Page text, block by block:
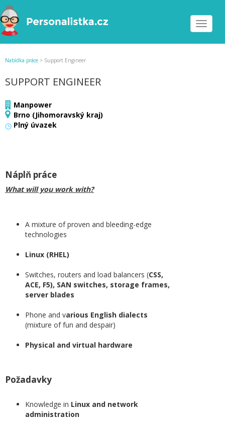
Toggle
Nabídka práce > Support Engineer
SUPPORT ENGINEER
Manpower
Brno (Jihomoravský kraj)
Plný úvazek
Náplň práce
What will you work with?
A mixture of proven and bleeding-edge
technologies
Linux (RHEL)
Switches, routers and load balancers (CSS,
ACE, F5), SAN switches, storage frames,
server blades
Phone and various English dialects
(mixture of fun and despair)
Physical and virtual hardware
Požadavky
Knowledge in Linux and network
administration